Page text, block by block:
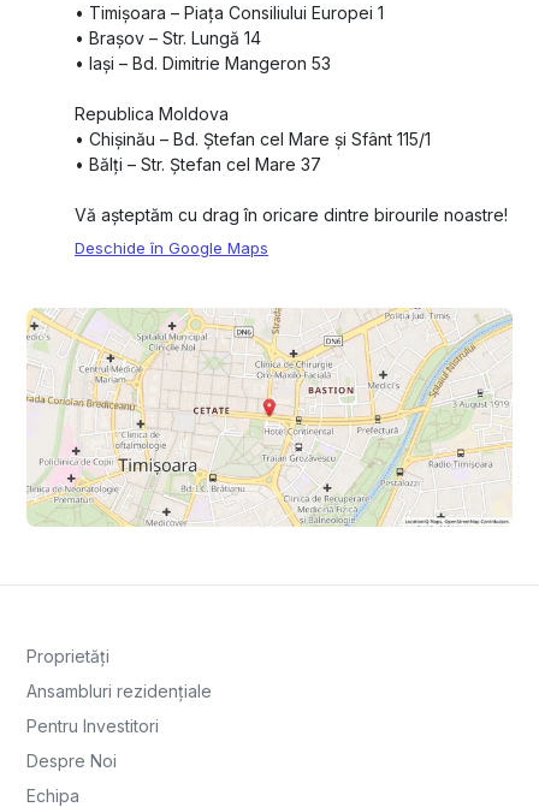
•⁠ ⁠Timișoara – Piața Consiliului Europei 1
•⁠ ⁠Brașov – Str. Lungă 14
•⁠ ⁠Iași – Bd. Dimitrie Mangeron 53
Republica Moldova
•⁠ ⁠Chișinău – Bd. Ștefan cel Mare și Sfânt 115/1
•⁠ ⁠Bălți – Str. Ștefan cel Mare 37
Vă așteptăm cu drag în oricare dintre birourile noastre!
Deschide în Google Maps
Proprietăți
Ansambluri rezidențiale
Pentru Investitori
Despre Noi
Echipa